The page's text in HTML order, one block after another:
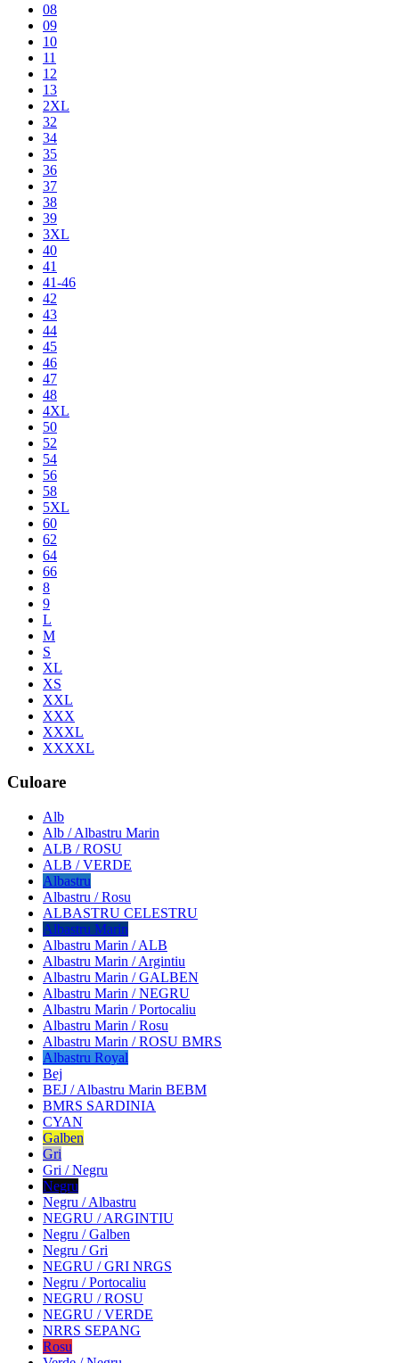
08
09
10
11
12
13
2XL
32
34
35
36
37
38
39
3XL
40
41
41-46
42
43
44
45
46
47
48
4XL
50
52
54
56
58
5XL
60
62
64
66
8
9
L
M
S
XL
XS
XXL
XXX
XXXL
XXXXL
Culoare
Alb
Alb / Albastru Marin
ALB / ROSU
ALB / VERDE
Albastru
Albastru / Rosu
ALBASTRU CELESTRU
Albastru Marin
Albastru Marin / ALB
Albastru Marin / Argintiu
Albastru Marin / GALBEN
Albastru Marin / NEGRU
Albastru Marin / Portocaliu
Albastru Marin / Rosu
Albastru Marin / ROSU BMRS
Albastru Royal
Bej
BEJ / Albastru Marin BEBM
BMRS SARDINIA
CYAN
Galben
Gri
Gri / Negru
Negru
Negru / Albastru
NEGRU / ARGINTIU
Negru / Galben
Negru / Gri
NEGRU / GRI NRGS
Negru / Portocaliu
NEGRU / ROSU
NEGRU / VERDE
NRRS SEPANG
Rosu